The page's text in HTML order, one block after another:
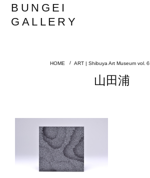
BUNGEI
GALLERY
ART | Shibuya Art Museum vol.６
山田浦